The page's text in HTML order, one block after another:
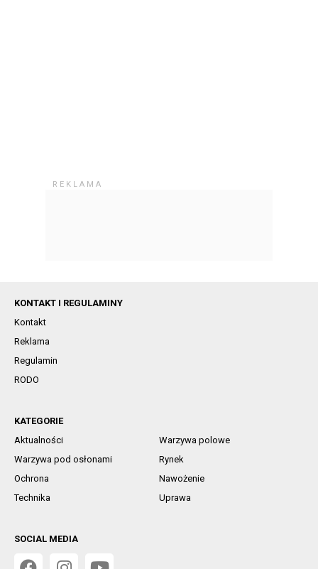
KONTAKT I REGULAMINY
Kontakt
Reklama
Regulamin
RODO
KATEGORIE
Aktualności
Warzywa polowe
Warzywa pod osłonami
Rynek
Ochrona
Nawożenie
Technika
Uprawa
SOCIAL MEDIA